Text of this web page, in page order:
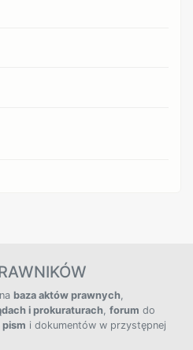
baza aktów prawnych,
i prokuraturach, forum do
i dokumentów w przystępnej